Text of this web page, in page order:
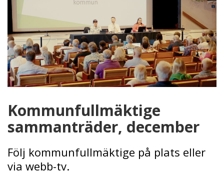
Kommunfullmäktige
sammanträder, december
Följ kommunfullmäktige på plats eller
via webb-tv.